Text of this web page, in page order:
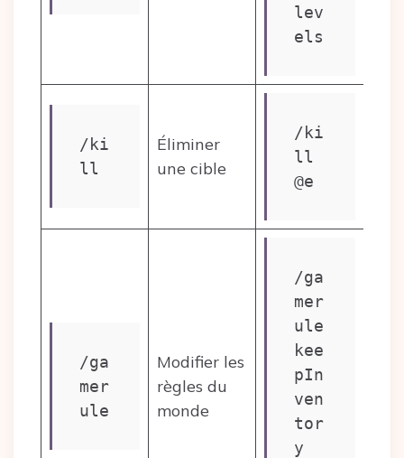
lev
els
/ki
ll
Éliminer
une cible
/ki
ll
@e
/ga
mer
ule
Modifier les
règles du
monde
/ga
mer
ule
kee
pIn
ven
tor
y